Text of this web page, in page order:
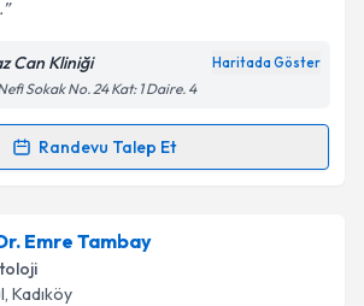
işlenmesine ilişkin
Aydınlatma
ve kişisel verilerimin belirtilen
işlenmesini kabul ediyorum.
Can Kliniği Haritada Göster
Sokak No. 24 Kat: 1 Daire. 4
Randevu Talep Et
Talebi
Caniçin randevu takvimi talebi
bu uzmandan randevu almanız için bir
e-posta ile bilgilendireceğiz.
Emre Tambay
, Kadıköy